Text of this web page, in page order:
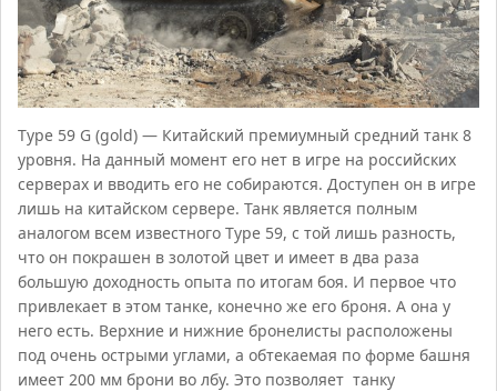
Type 59 G (gold) — Китайский премиумный средний танк 8
уровня. На данный момент его нет в игре на российских
серверах и вводить его не собираются. Доступен он в игре
лишь на китайском сервере. Танк является полным
аналогом всем известного Type 59, с той лишь разность,
что он покрашен в золотой цвет и имеет в два раза
большую доходность опыта по итогам боя. И первое что
привлекает в этом танке, конечно же его броня. А она у
него есть. Верхние и нижние бронелисты расположены
под очень острыми углами, а обтекаемая по форме башня
имеет 200 мм брони во лбу. Это позволяет танку